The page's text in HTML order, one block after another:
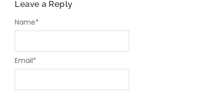
Leave a Reply
Name*
Email*